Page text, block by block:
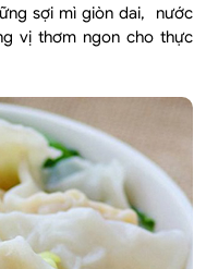
sợi mì giòn dai, nước
vị thơm ngon cho thực